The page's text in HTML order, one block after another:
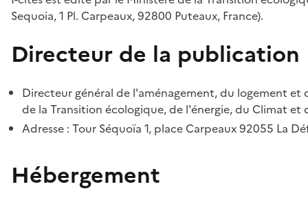
Sequoia, 1 Pl. Carpeaux, 92800 Puteaux, France).
Directeur de la publication
Directeur général de l'aménagement, du logement
de la Transition écologique, de l'énergie, du Climat et
Adresse : Tour Séquoïa 1, place Carpeaux 92055 La
Hébergement